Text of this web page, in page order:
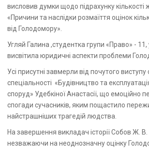
висловив думки щодо підрахунку кількості
«Причини та наслідки розмаїття оцінок
від Голодомору».
Угляй Галина ,студентка групи «Право» - 11,
висвітила юридичні аспекти проблеми
Усі присутні завмерли від почутого виступу
спеціальності «Будівництво та
споруд» Удебкіної Анастасії, що емоційно
спогади сучасників, яким пощастило
найстрашніших трагедій людства.
На завершення викладач історії Собов Ж.
незважаючи на неоднозначну оцінку